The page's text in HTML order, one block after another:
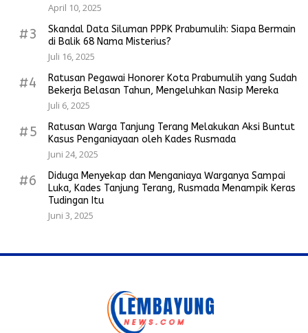
April 10, 2025
#3
Skandal Data Siluman PPPK Prabumulih: Siapa Bermain
di Balik 68 Nama Misterius?
Juli 16, 2025
#4
Ratusan Pegawai Honorer Kota Prabumulih yang Sudah
Bekerja Belasan Tahun, Mengeluhkan Nasip Mereka
Juli 6, 2025
#5
Ratusan Warga Tanjung Terang Melakukan Aksi Buntut
Kasus Penganiayaan oleh Kades Rusmada
Juni 24, 2025
#6
Diduga Menyekap dan Menganiaya Warganya Sampai
Luka, Kades Tanjung Terang, Rusmada Menampik Keras
Tudingan Itu
Juni 3, 2025